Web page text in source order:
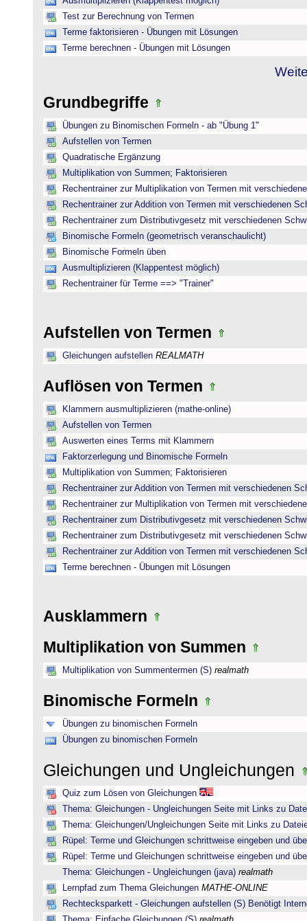
Test zur Berechnung von Termen
Terme faktorisieren - Übungen mit Lösungen
Terme berechnen - Übungen mit Lösungen
Grundbegriffe
Übungen zu Binomischen Formeln - ab "Übung 1"
Aufstellen von Termen
Quadratische Ergänzung
Multiplikation von Summen; Faktorisieren
Rechentrainer zur Multiplikation von Termen mit
Rechentrainer zur Addition von Termen mit verschiedenen
Rechentrainer zum Distributivgesetz mit verschiedenen
Binomische Formeln (geometrisch veranschaulicht)
Binomische Formeln üben
Ausmultiplizieren (Klappentest möglich)
Rechentrainer für Terme ==> "Trainer"
Aufstellen von Termen
Gleichungen aufstellen REALMATH
Auflösen von Termen
Klammern ausmultiplizieren (mathe-online)
Aufstellen von Termen
Auswerten eines Terms mit Klammern
Faktorzerlegung und Binomische Formeln
Multiplikation von Summen; Faktorisieren
Rechentrainer zur Addition von Termen mit verschiedenen
Rechentrainer zur Multiplikation von Termen mit
Rechentrainer zum Distributivgesetz mit verschiedenen
Rechentrainer zum Distributivgesetz mit verschiedenen
Rechentrainer zur Addition von Termen mit verschiedenen
Terme berechnen - Übungen mit Lösungen
Ausklammern
Multiplikation von Summen
Multiplikation von Summentermen (S) realmath
Binomische Formeln
Übungen zu binomischen Formeln
Übungen zu binomischen Formeln
Gleichungen und Ungleichungen
Quiz zum Lösen von Gleichungen
Thema: Gleichungen - Ungleichungen Seite mit Links zu
Thema: Gleichungen/Ungleichungen Seite mit Links zu
Rüpel: Terme und Gleichungen schrittweise eingeben und
Rüpel: Terme und Gleichungen schrittweise eingeben und
Thema: Gleichungen - Ungleichungen (java) realmath
Lernpfad zum Thema Gleichungen MATHE-ONLINE
Rechtecksparkett - Gleichungen aufstellen (S) Benötigt